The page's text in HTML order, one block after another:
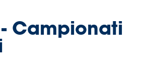
- Campionati